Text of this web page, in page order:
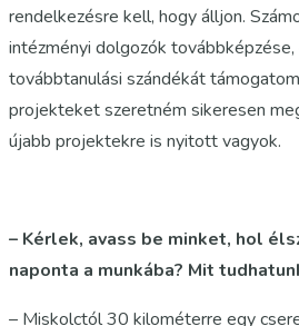
rendelkezésre kell, hogy álljon.
intézményi dolgozók
továbbtanulási szándékát
projekteket szeretném sikeresen
újabb projektekre is nyitott vagyok.
– Kérlek, avass be minket, hol
naponta a munkába? Mit
– Miskolctól 30 kilométerre egy